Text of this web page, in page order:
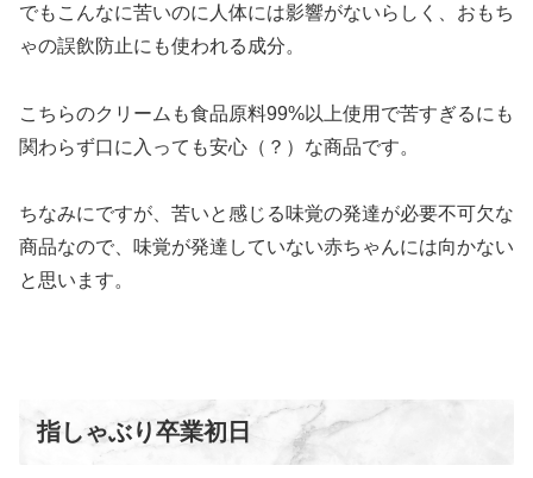
でもこんなに苦いのに人体には影響がないらしく、おもち
ゃの誤飲防止にも使われる成分。
こちらのクリームも食品原料99%以上使用で苦すぎるにも
関わらず口に入っても安心（？）な商品です。
ちなみにですが、苦いと感じる味覚の発達が必要不可欠な
商品なので、味覚が発達していない赤ちゃんには向かない
と思います。
指しゃぶり卒業初日